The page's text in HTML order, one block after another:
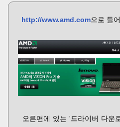
http://www.amd.com으로 들
오른편에 있는 '드라이버 다운